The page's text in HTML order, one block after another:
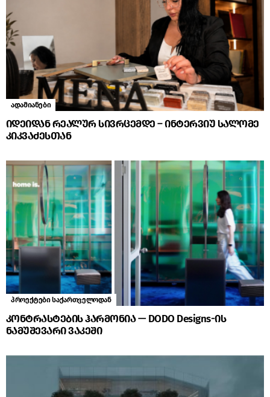
ადამიანები
იდეიდან რეალურ სივრცემდე – ინტერვიუ სალომე
კიკვაძესთან
პროექტები საქართველოდან
კონტრასტების ჰარმონია — DODO Designs-ის
ნამუშევარი ვაკეში